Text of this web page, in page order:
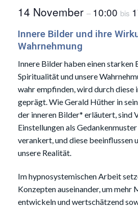
14 November – 10:00 bis
Innere Bilder und ihre
Wahrnehmung
Innere Bilder haben einen starken
Spiritualität und unsere
wahr empfinden, wird durch diese
geprägt. Wie Gerald Hüther in
der inneren Bilder* erläutert, sind
Einstellungen als
verankert, und diese beeinflussen
unsere Realität.
Im hypnosystemischen Arbeit
Konzepten auseinander, um mehr
entwickeln und wertschätzend